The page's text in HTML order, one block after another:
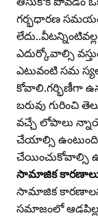
గర్భధారణ
ఎదుర్కోవాల్సి
ఎటువంటి సమ
కోవాలి.గర్భిణీగా
బరువు గురించి
వచ్చే లోపాలు
చేయాల్సి
చేయించుకోవాల్సి
సామాజిక
సామాజిక
సమాజంలో ఆడపిల్ల